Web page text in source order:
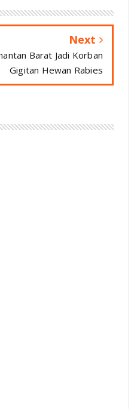
Next
Barat Jadi Korban
Gigitan Hewan Rabies